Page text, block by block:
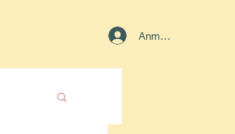
Anmelden